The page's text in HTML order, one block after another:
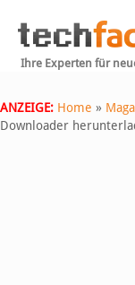
Ihre Experten für
ANZEIGE: Home »
Downloader